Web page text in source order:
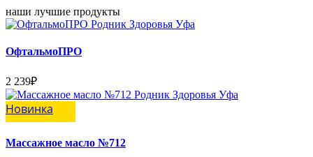
наши лучшие продукты
ОфтальмоПРО
2 239₽
Новинка
Массажное масло №712